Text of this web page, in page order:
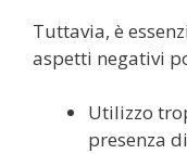
Tuttavia, è
aspetti negativi
Utilizzo
presenza